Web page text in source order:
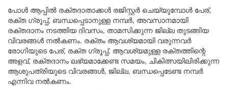
പോൾ ആപ്പിൽ രക്തദാതാക്കൾ രജിസ്റ്റർ ചെയ്യുമ്പോൾ പേര്,
രക്ത ഗ്രൂപ്പ്, ബന്ധപ്പെടാനുള്ള നമ്പർ, അവസാനമായി
രക്തദാനം നടത്തിയ ദിവസം, താമസിക്കുന്ന ജില്ല തുടങ്ങിയ
വിവരങ്ങൾ നൽകണം. രക്തം ആവശ്യമായി വരുന്നവർ
രോഗിയുടെ പേര്, രക്ത ഗ്രൂപ്പ്, ആവശ്യമുള്ള രക്തത്തിന്റെ
അളവ്, രക്തദാനം ലഭ്യമാക്കേണ്ട സമയം, ചികിത്സയിലിരിക്കുന്ന
ആശുപത്രിയുടെ വിവരങ്ങൾ, ജില്ല, ബന്ധപ്പെടേണ്ട നമ്പർ
എന്നിവ നൽകണം.